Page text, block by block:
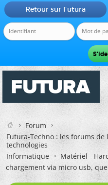
Retour sur Futura
Forum
Futura-Techno : les forums
technologies
Informatique
Matériel -
chargement via micro usb,